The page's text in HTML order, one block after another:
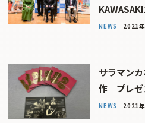
NEWS 2021
サラマン
作 プレゼ
NEWS 2021